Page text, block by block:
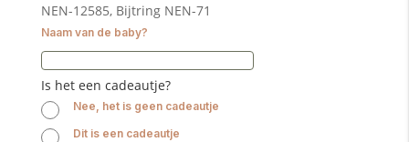
NEN-12585, Bijtring NEN-71
Naam van de baby?
Is het een cadeautje?
Nee, het is geen cadeautje
Dit is een cadeautje